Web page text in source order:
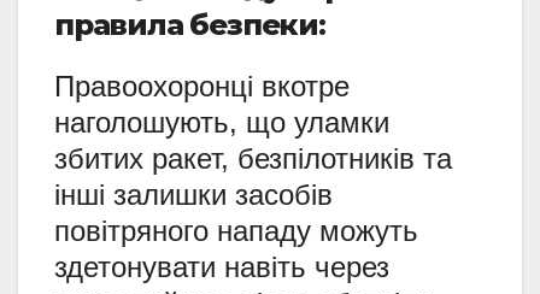
правила безпеки:
Правоохоронці вкотре
наголошують, що уламки
збитих ракет, безпілотників та
інші залишки засобів
повітряного нападу можуть
здетонувати навіть через